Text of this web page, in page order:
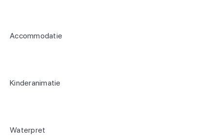
Accommodatie
Kinderanimatie
Waterpret